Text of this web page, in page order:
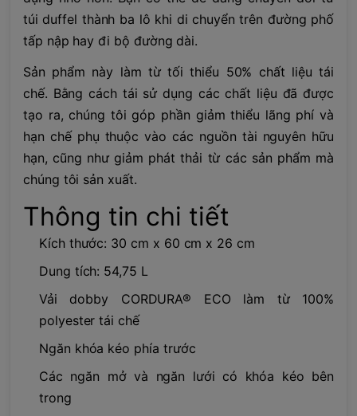
túi duffel thành ba lô khi di chuyển trên đường phố
tấp nập hay đi bộ đường dài.
Sản phẩm này làm từ tối thiểu 50% chất liệu tái
chế. Bằng cách tái sử dụng các chất liệu đã được
tạo ra, chúng tôi góp phần giảm thiểu lãng phí và
hạn chế phụ thuộc vào các nguồn tài nguyên hữu
hạn, cũng như giảm phát thải từ các sản phẩm mà
chúng tôi sản xuất.
Thông tin chi tiết
Kích thước: 30 cm x 60 cm x 26 cm
Dung tích: 54,75 L
Vải dobby CORDURA® ECO làm từ 100%
polyester tái chế
Ngăn khóa kéo phía trước
Các ngăn mở và ngăn lưới có khóa kéo bên
trong